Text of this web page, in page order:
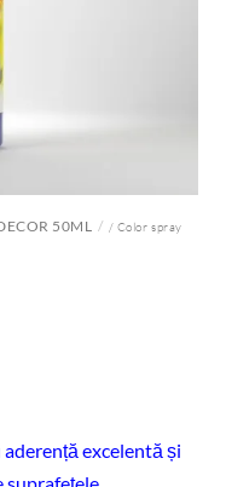
50ML
/ Color spray
aderență excelentă și